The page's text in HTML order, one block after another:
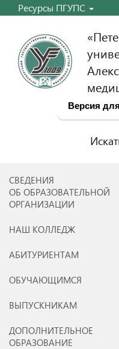
Ресурсы ПГУПС
Версия
СВЕДЕНИЯ
ОБ ОБРАЗОВАТЕЛЬНОЙ
ОРГАНИЗАЦИИ
НАШ КОЛЛЕДЖ
АБИТУРИЕНТАМ
ОБУЧАЮЩИМСЯ
ВЫПУСКНИКАМ
ДОПОЛНИТЕЛЬНОЕ
ОБРАЗОВАНИЕ